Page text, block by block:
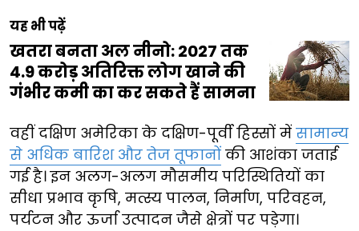
यह भी पढ़ें
खतरा बनता अल नीनो: 2027 तक
4.9 करोड़ अतिरिक्त लोग खाने की
गंभीर कमी का कर सकते हैं सामना
वहीं दक्षिण अमेरिका के दक्षिण-पूर्वी हिस्सों में सामान्य
से अधिक बारिश और तेज तूफानों की आशंका जताई
गई है। इन अलग-अलग मौसमीय परिस्थितियों का
सीधा प्रभाव कृषि, मत्स्य पालन, निर्माण, परिवहन,
पर्यटन और ऊर्जा उत्पादन जैसे क्षेत्रों पर पड़ेगा।